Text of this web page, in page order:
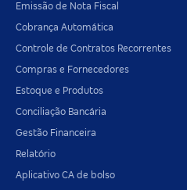
Emissão de Nota Fiscal
Cobrança Automática
Controle de Contratos Recorrentes
Compras e Fornecedores
Estoque e Produtos
Conciliação Bancária
Gestão Financeira
Relatório
Aplicativo CA de bolso